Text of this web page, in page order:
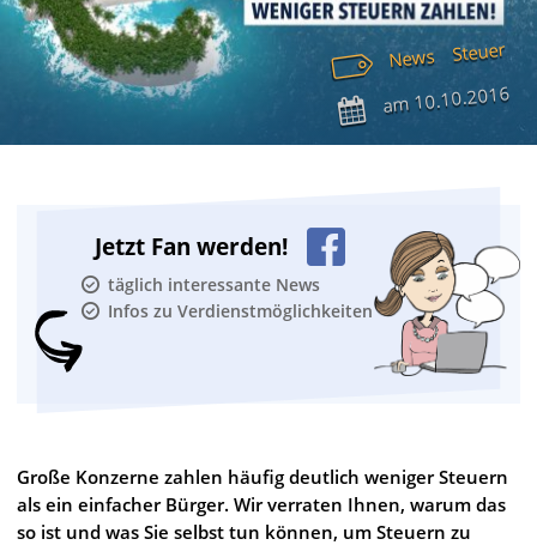
News Steuer
am10.10.2016
Jetzt Fan werden!
täglich interessante News
Infos zu Verdienstmöglichkeiten
Große Konzerne zahlen häufig deutlich weniger Steuern
als ein einfacher Bürger. Wir verraten Ihnen, warum das
so ist und was Sie selbst tun können, um Steuern zu